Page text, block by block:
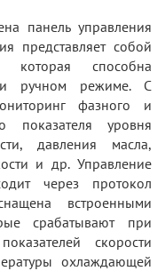
панель управления
представляет собой
которая способна
ручном режиме. С
фазного и
показателя уровня
давления масла,
и др. Управление
через протокол
встроенными
срабатывают при
скорости
охлаждающей